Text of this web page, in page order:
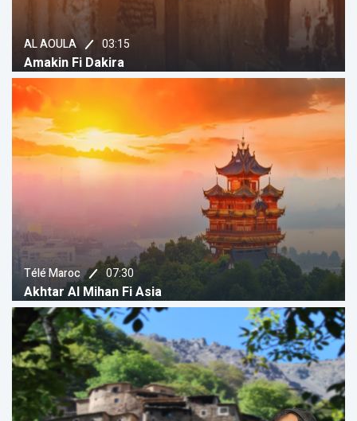
AL AOULA 03:15
Amakin Fi Dakira
Télé Maroc 07:30
Akhtar Al Mihan Fi Asia